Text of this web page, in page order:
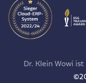
Dr. Klein Wowi ist